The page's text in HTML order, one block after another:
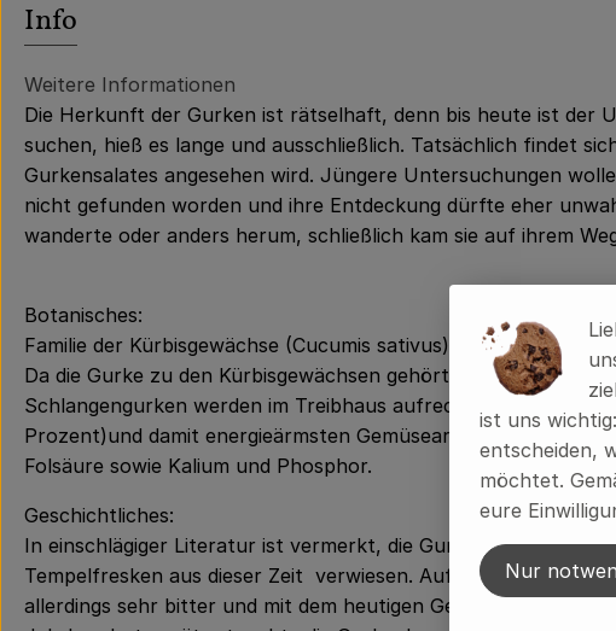
Info
Weitere Informationen
Die Herkunft der Gurken ist rätselhaft, denn bis heute ist der
suchen, hieß es lange und ausschließlich. Tatsächlich findet
Gurkensalates angesehen wird. Jüngere Untersuchungen
nicht gefunden worden und ihre Entdeckung dürfte eher
wanderte oder anders herum, schließlich kam sie auf ihrem
Botanisches:
Familie der Kürbisgewächse (Cucumis sativus)
Da die Gurke zu den Kürbisgewächsen gehört, zählen
Schlangengurken werden im Treibhaus aufrecht an
Prozent)und damit energieärmsten Gemüseart. Sie hat nur
Folsäure sowie Kalium und Phosphor.
Geschichtliches:
In einschlägiger Literatur ist vermerkt, die Gurke sei schon
Tempelfresken aus dieser Zeit verwiesen. Auf europäischen
allerdings sehr bitter und mit dem heutigen Geschmack nicht
ist uns
entscheiden,
möchtet.
eure
Nur